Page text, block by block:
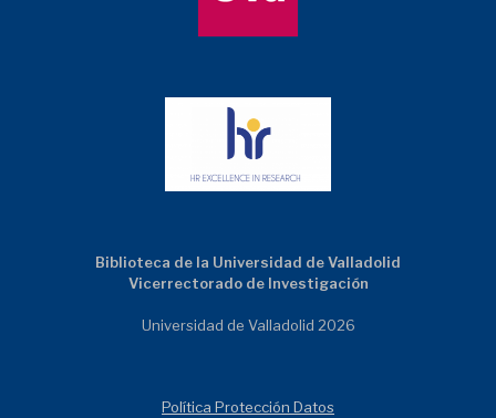
Biblioteca de la Universidad de Valladolid
Vicerrectorado de Investigación
Universidad de Valladolid 2026
Política Protección Datos